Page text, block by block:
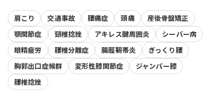
肩こり 交通事故 腰痛症 頭痛
産後骨盤矯正
顎関節症
頸椎捻挫 アキレス腱周囲炎
シーバー病
眼精疲労
腰椎分離症 腸脛靭帯炎
ぎっくり腰
胸郭出口症候群
変形性膝関節症
ジャンパー膝
腰椎捻挫